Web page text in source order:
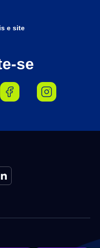
e site
se